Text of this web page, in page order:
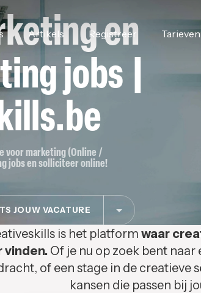
Artikels Registreer Tarieven
en
jobs |
voor marketing (Online /
jobs en solliciteer online!
JOUW VACATURE
is het platform waar
vinden. Of je nu op zoek bent naar
of een stage in de creatieve
kansen die passen bij